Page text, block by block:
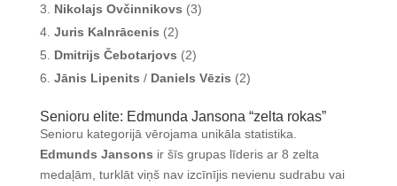
Nikolajs Ovčinnikovs (3)
Juris Kalnrācenis (2)
Dmitrijs Čebotarjovs (2)
Jānis Lipenits / Daniels Vēzis (2)
Senioru elite: Edmunda Jansona “zelta rokas”
Senioru kategorijā vērojama unikāla statistika.
Edmunds Jansons ir šīs grupas līderis ar 8 zelta
medaļām, turklāt viņš nav izcīnījis nevienu sudrabu vai